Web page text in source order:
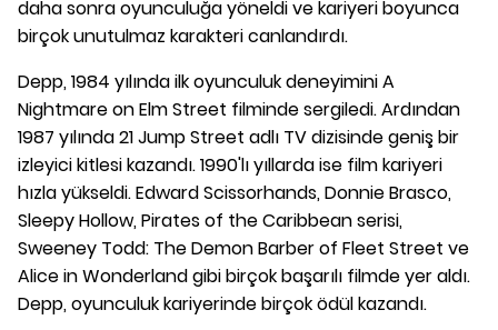
daha sonra oyunculuğa yöneldi ve kariyeri boyunca
birçok unutulmaz karakteri canlandırdı.
Depp, 1984 yılında ilk oyunculuk deneyimini A
Nightmare on Elm Street filminde sergiledi. Ardından
1987 yılında 21 Jump Street adlı TV dizisinde geniş bir
izleyici kitlesi kazandı. 1990'lı yıllarda ise film kariyeri
hızla yükseldi. Edward Scissorhands, Donnie Brasco,
Sleepy Hollow, Pirates of the Caribbean serisi,
Sweeney Todd: The Demon Barber of Fleet Street ve
Alice in Wonderland gibi birçok başarılı filmde yer aldı.
Depp, oyunculuk kariyerinde birçok ödül kazandı.